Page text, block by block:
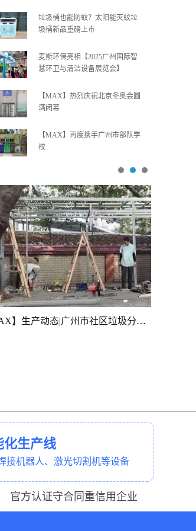
垃圾桶也能防蚊？太阳能灭蚊垃
圾桶新品重磅上市
麦斯环保亮相【2025广州国际智
慧环卫与清洁设备展览会】
【MAX】热烈庆祝北京冬奥会圆
满闭幕
【MAX】再度携手广州市部队学
校
【MAX】生产动态|广州市社区垃圾分类房建设中
化生产线
接机器人、激光切割机等设备
方认证守合同重信用企业